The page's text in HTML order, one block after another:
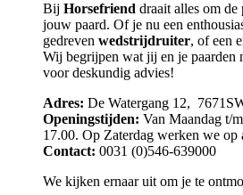
Bij Horsefriend draait alles om
jouw paard. Of je nu een
gedreven wedstrijdruiter, of een
Wij begrijpen wat jij en je paarden
voor deskundig advies!
Adres: De Watergang 12,
Openingstijden: Van Maandag t/
17.00. Op Zaterdag werken we op
Contact: 0031 (0)546-639000
We kijken ernaar uit om je te